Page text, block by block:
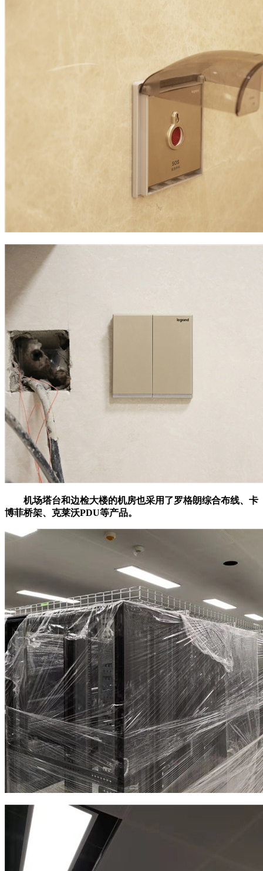
机场塔台和边检大楼的机房也采用了罗格朗综合布线、卡
博菲桥架、克莱沃PDU等产品。